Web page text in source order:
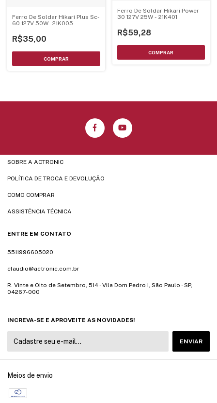
Ferro De Soldar Hikari Plus Sc-
60 127V 50W -21K005
R$35,00
Ferro De Soldar Hikari Power
30 127V 25W - 21K401
R$59,28
SOBRE A ACTRONIC
POLÍTICA DE TROCA E DEVOLUÇÃO
COMO COMPRAR
ASSISTÊNCIA TÉCNICA
ENTRE EM CONTATO
5511996605020
claudio@actronic.com.br
R. Vinte e Oito de Setembro, 514 - Vila Dom Pedro I, São Paulo - SP,
04267-000
INCREVA-SE E APROVEITE AS NOVIDADES!
Meios de envio